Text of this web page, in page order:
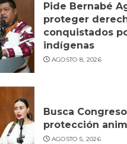
Pide Bernabé
proteger
conquistados
indígenas
AGOSTO 8, 2026
Busca
protección
AGOSTO 5, 2026